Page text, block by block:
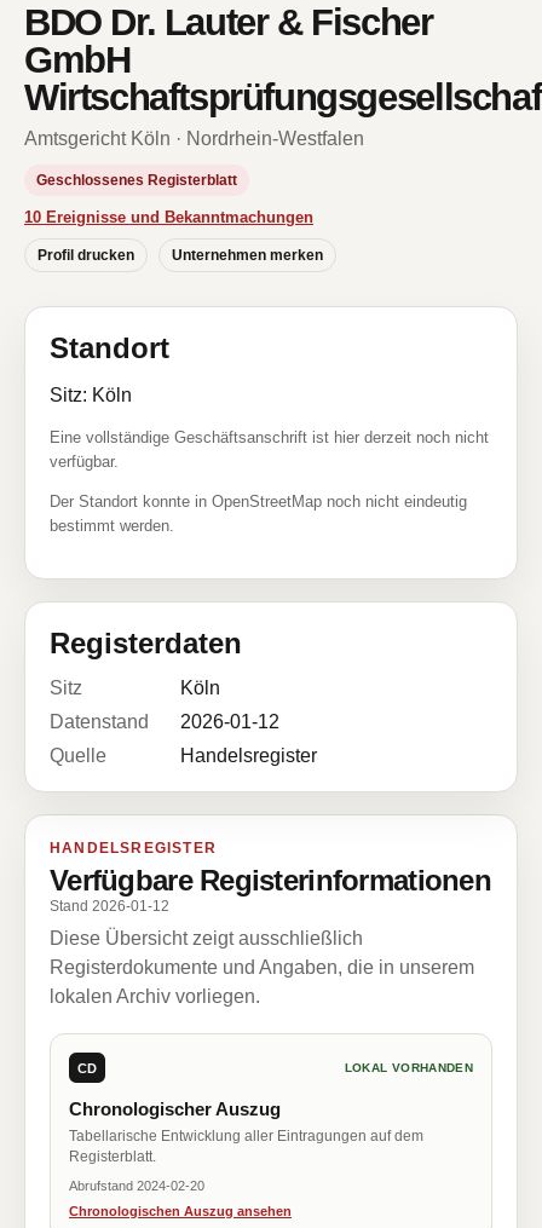
BDO Dr. Lauter & Fischer
GmbH
Amtsgericht Köln · Nordrhein-Westfalen
Geschlossenes Registerblatt
10 Ereignisse und Bekanntmachungen
Profil drucken Unternehmen merken
Standort
Sitz: Köln
Eine vollständige Geschäftsanschrift ist hier derzeit noch nicht
verfügbar.
Der Standort konnte in OpenStreetMap noch nicht eindeutig
bestimmt werden.
Registerdaten
Sitz
Köln
Datenstand
2026-01-12
Quelle
Handelsregister
HANDELSREGISTER
Verfügbare Registerinformationen
Stand 2026-01-12
Diese Übersicht zeigt ausschließlich
Registerdokumente und Angaben, die in unserem
lokalen Archiv vorliegen.
CD LOKAL VORHANDEN
Chronologischer Auszug
Tabellarische Entwicklung aller Eintragungen auf dem
Registerblatt.
Abrufstand 2024-02-20
Chronologischen Auszug ansehen